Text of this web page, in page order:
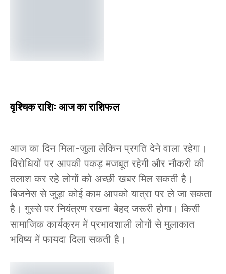
वृश्चिक राशिः आज का राशिफल
आज का दिन मिला-जुला लेकिन प्रगति देने वाला रहेगा।
विरोधियों पर आपकी पकड़ मजबूत रहेगी और नौकरी की
तलाश कर रहे लोगों को अच्छी खबर मिल सकती है।
बिजनेस से जुड़ा कोई काम आपको यात्रा पर ले जा सकता
है। गुस्से पर नियंत्रण रखना बेहद जरूरी होगा। किसी
सामाजिक कार्यक्रम में प्रभावशाली लोगों से मुलाकात
भविष्य में फायदा दिला सकती है।